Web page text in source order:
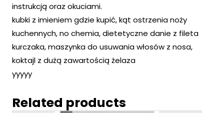
instrukcją oraz okuciami.
kubki z imieniem gdzie kupić, kąt ostrzenia noży
kuchennych, no chemia, dietetyczne danie z fileta
kurczaka, maszynka do usuwania włosów z nosa,
koktajl z dużą zawartością żelaza
yyyyy
Related products